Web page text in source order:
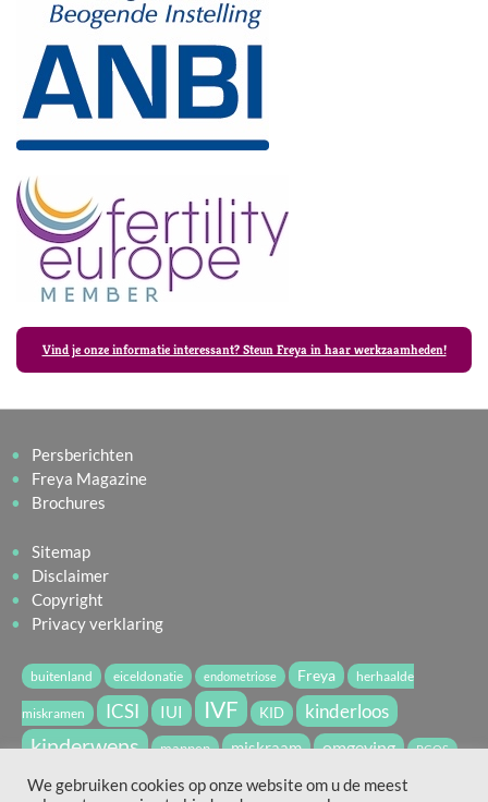
Vind je onze informatie interessant? Steun Freya in haar werkzaamheden!
Persberichten
Freya Magazine
Brochures
Sitemap
Disclaimer
Copyright
Privacy verklaring
buitenland eiceldonatie endometriose Freya herhaalde
miskramen ICSI IUI IVF KID kinderloos
kinderwens mannen miskraam omgeving PCOS
spermadonatie vruchtbaarheid
We gebruiken cookies op onze website om u de meest